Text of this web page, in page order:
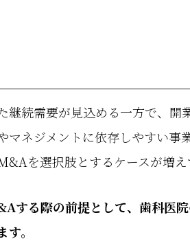
継続需要が見込める一方で、開
マネジメントに依存しやすい事
を選択肢とするケースが増え
する際の前提として、歯科医
。